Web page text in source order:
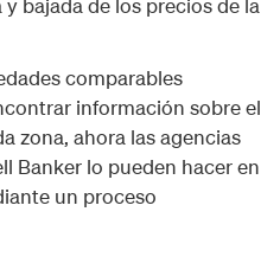
bajada de los precios de la
comparables
información sobre el
zona, ahora las agencias
Banker lo pueden hacer en
un proceso